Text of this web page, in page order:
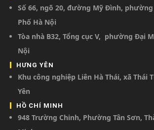
Số 66, ngõ 20, đường Mỹ Đình, phường
Phố Hà Nội
Tòa nhà B32, Tổng cục V, phường Đại
Nội
HƯNG YÊN
Khu công nghiệp Liên Hà Thái, xã Thái
Yên
HỒ CHÍ MINH
948 Trường Chinh, Phường Tân Sơn,